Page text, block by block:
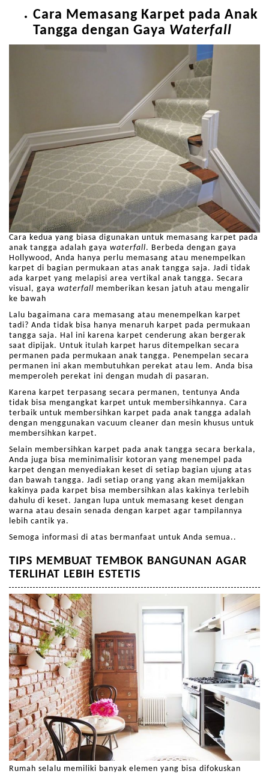
Cara Memasang Karpet pada Anak
Tangga dengan Gaya Waterfall
Cara kedua yang biasa digunakan untuk memasang karpet pada
anak tangga adalah gaya waterfall. Berbeda dengan gaya
Hollywood, Anda hanya perlu memasang atau menempelkan
karpet di bagian permukaan atas anak tangga saja. Jadi tidak
ada karpet yang melapisi area vertikal anak tangga. Secara
visual, gaya waterfall memberikan kesan jatuh atau mengalir
ke bawah
Lalu bagaimana cara memasang atau menempelkan karpet
tadi? Anda tidak bisa hanya menaruh karpet pada permukaan
tangga saja. Hal ini karena karpet cenderung akan bergerak
saat dipijak. Untuk itulah karpet harus ditempelkan secara
permanen pada permukaan anak tangga. Penempelan secara
permanen ini akan membutuhkan perekat atau lem. Anda bisa
memperoleh perekat ini dengan mudah di pasaran.
Karena karpet terpasang secara permanen, tentunya Anda
tidak bisa mengangkat karpet untuk membersihkannya. Cara
terbaik untuk membersihkan karpet pada anak tangga adalah
dengan menggunakan vacuum cleaner dan mesin khusus untuk
membersihkan karpet.
Selain membersihkan karpet pada anak tangga secara berkala,
Anda juga bisa meminimalisir kotoran yang menempel pada
karpet dengan menyediakan keset di setiap bagian ujung atas
dan bawah tangga. Jadi setiap orang yang akan memijakkan
kakinya pada karpet bisa membersihkan alas kakinya terlebih
dahulu di keset. Jangan lupa untuk memasang keset dengan
warna atau desain senada dengan karpet agar tampilannya
lebih cantik ya.
Semoga informasi di atas bermanfaat untuk Anda semua..
TIPS MEMBUAT TEMBOK BANGUNAN AGAR
TERLIHAT LEBIH ESTETIS
Rumah selalu memiliki banyak elemen yang bisa difokuskan